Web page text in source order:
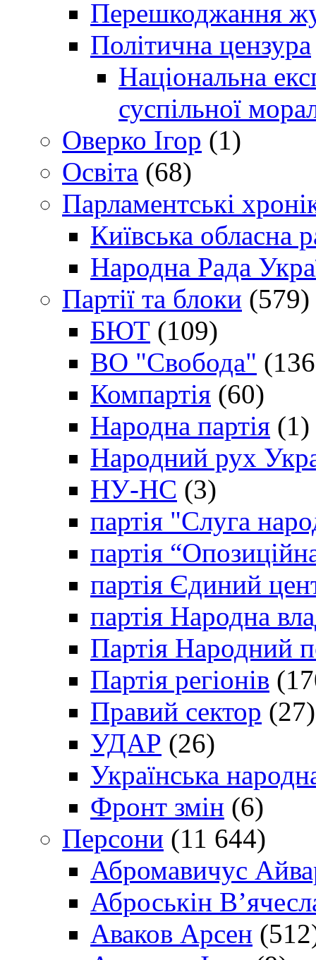
Перешкоджання
Політична цензура
Національна
суспільної
Оверко Ігор (1)
Освіта (68)
Парламентські
Київська обласна
Народна Рада
Партії та блоки (579)
БЮТ (109)
ВО "Свобода"
Компартія (60)
Народна партія (1)
Народний рух
НУ-НС (3)
партія "Слуга
партія
партія Єдиний
партія Народна
Партія Народний
Партія регіонів
Правий сектор (27)
УДАР (26)
Українська
Фронт змін (6)
Персони (11 644)
Абромавичус
Аброськін
Аваков Арсен